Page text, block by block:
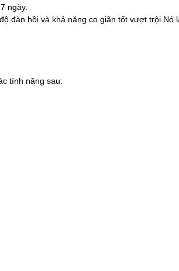
ngày.
đàn hồi và khả năng co giãn tốt vượt trội.Nó
tính năng sau: